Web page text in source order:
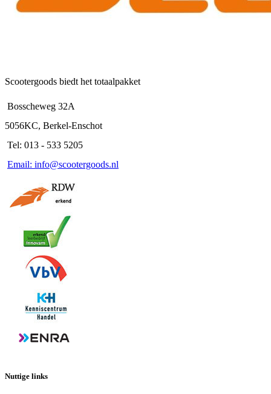
Scootergoods biedt het totaalpakket
Bosscheweg 32A
5056KC, Berkel-Enschot
Tel: 013 - 533 5205
Email: info@scootergoods.nl
Nuttige links